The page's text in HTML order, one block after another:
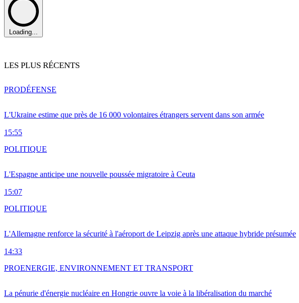
Loading...
LES PLUS RÉCENTS
L'Ukraine estime que près de 16 000 volontaires étrangers servent dans son armée
15:55
PRODÉFENSE
L'Espagne anticipe une nouvelle poussée migratoire à Ceuta
15:07
POLITIQUE
L'Allemagne renforce la sécurité à l'aéroport de Leipzig après une attaque hybride présumée
14:33
POLITIQUE
La pénurie d'énergie nucléaire en Hongrie ouvre la voie à la libéralisation du marché
PROENERGIE, ENVIRONNEMENT ET TRANSPORT